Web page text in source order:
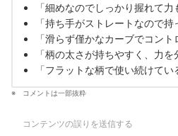
「細めなのでしっかり握れて力
「持ち手がストレートなので持
「滑らず僅かなカーブでコント
「柄の太さが持ちやすく、力を
「フラットな柄で使い続けてい
コメントは一部抜粋
コンテンツの誤りを送信する